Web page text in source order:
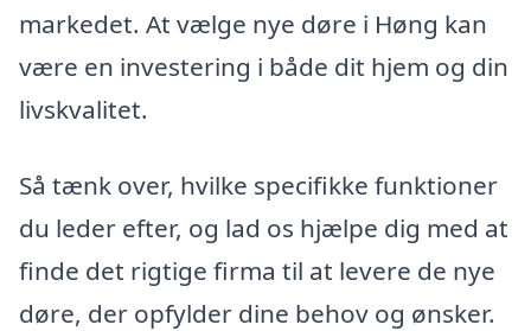
markedet. At vælge nye døre i Høng kan
være en investering i både dit hjem og din
livskvalitet.
Så tænk over, hvilke specifikke funktioner
du leder efter, og lad os hjælpe dig med at
finde det rigtige firma til at levere de nye
døre, der opfylder dine behov og ønsker.